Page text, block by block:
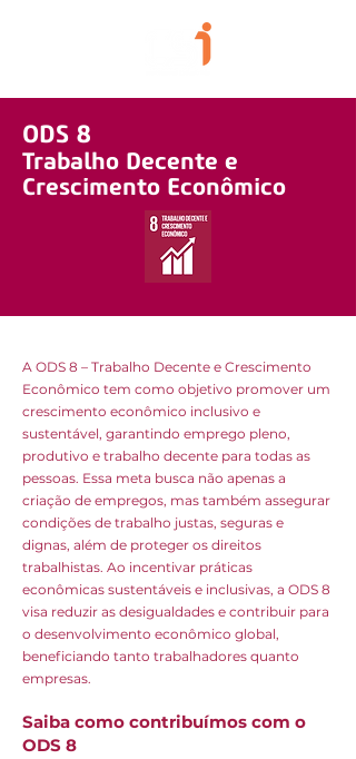
ODS 8
Trabalho Decente e
Crescimento Econômico
A ODS 8 – Trabalho Decente e Crescimento
Econômico tem como objetivo promover um
crescimento econômico inclusivo e
sustentável, garantindo emprego pleno,
produtivo e trabalho decente para todas as
pessoas. Essa meta busca não apenas a
criação de empregos, mas também assegurar
condições de trabalho justas, seguras e
dignas, além de proteger os direitos
trabalhistas. Ao incentivar práticas
econômicas sustentáveis e inclusivas, a ODS 8
visa reduzir as desigualdades e contribuir para
o desenvolvimento econômico global,
beneficiando tanto trabalhadores quanto
empresas.
Saiba como contribuímos com o
ODS 8